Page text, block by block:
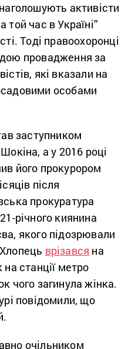
активісти
час в Україні”
Тоді правоохоронці
провадження за
які вказали на
особами
заступником
а у 2016 році
його прокурором
після
прокуратура
річного киянина
якого підозрювали
врізався на
станції метро
чого загинула жінка.
повідомили, що
очільником